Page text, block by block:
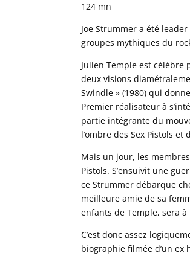
124 mn
Joe Strummer a été
groupes mythiques du
Julien Temple est célèbre
deux visions
Swindle » (1980) qui
Premier réalisateur à
partie intégrante du
l’ombre des Sex Pistols
Mais un jour, les
Pistols. S’ensuivit une
ce Strummer débarque
meilleure amie de sa
enfants de Temple, sera
C’est donc assez
biographie filmée d’un